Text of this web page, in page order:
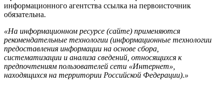
информационного агентства ссылка на первоисточник
обязательна.
«На информационном ресурсе (сайте) применяются
рекомендательные технологии (информационные технологии
предоставления информации на основе сбора,
систематизации и анализа сведений, относящихся к
предпочтениям пользователей сети «Интернет»,
находящихся на территории Российской Федерации).»